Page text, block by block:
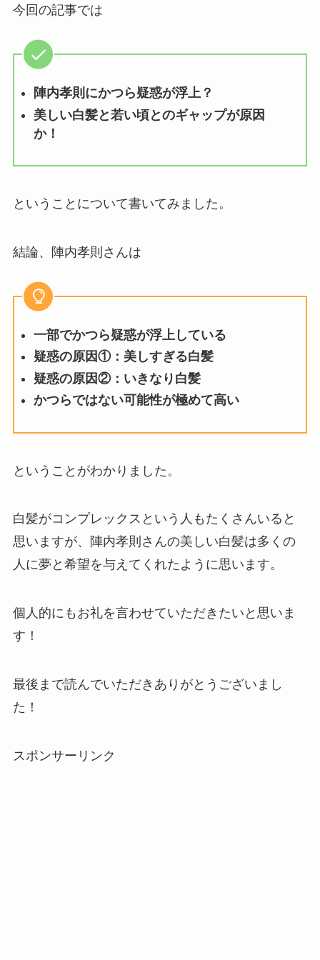
今回の記事では
陣内孝則にかつら疑惑が浮上？
美しい白髪と若い頃とのギャップが原因
か！
ということについて書いてみました。
結論、陣内孝則さんは
一部でかつら疑惑が浮上している
疑惑の原因①：美しすぎる白髪
疑惑の原因②：いきなり白髪
かつらではない可能性が極めて高い
ということがわかりました。
白髪がコンプレックスという人もたくさんいると
思いますが、陣内孝則さんの美しい白髪は多くの
人に夢と希望を与えてくれたように思います。
個人的にもお礼を言わせていただきたいと思いま
す！
最後まで読んでいただきありがとうございまし
た！
スポンサーリンク